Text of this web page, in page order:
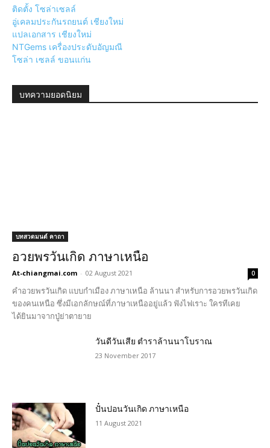
ติดตั้ง โซล่าเซลล์
อู่เคลมประกันรถยนต์ เชียงใหม่
แปลเอกสาร เชียงใหม่
NTGems เครื่องประดับอัญมณี
โซล่า เซลล์ ขอนแก่น
บทความยอดนิยม
บทสวดมนต์ คาถา
อวยพรวันเกิด ภาษาเหนือ
At-chiangmai.com - 02 August 2021 0
คำอวยพรวันเกิด แบบกำเมือง ภาษาเหนือ ล้านนา สำหรับการอวยพรวันเกิด
ของคนเหนือ ซึ่งมีเอกลักษณ์ที่ภาษาเหนืออยู่แล้ว ฟังไฟเราะ ใครทีเคย
ได้ยินมาจากปู่ย่าตายาย
วันดีวันเสีย ตำราล้านนาโบราณ
23 November 2017
ปั๋นปอนวันเกิด ภาษาเหนือ
11 August 2021